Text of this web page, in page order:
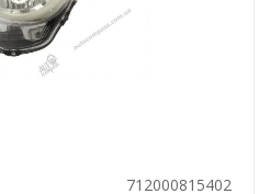
712000815402